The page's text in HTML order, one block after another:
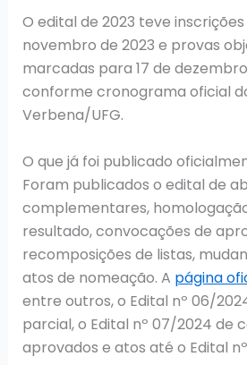
O edital de 2023 teve inscrições
novembro de 2023 e provas
marcadas para 17 de
conforme cronograma oficial
Verbena/UFG.
O que já foi publicado
Foram publicados o edital de
complementares,
resultado, convocações de
recomposições de listas,
atos de nomeação. A página
entre outros, o Edital nº 06/
parcial, o Edital nº 07/2024 de
aprovados e atos até o Edital